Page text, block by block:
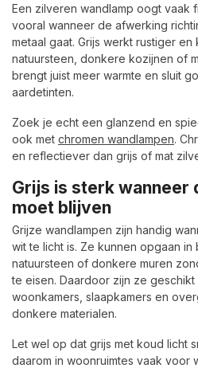
Een zilveren wandlamp oogt vaak
vooral wanneer de afwerking
metaal gaat. Grijs werkt rustiger
natuursteen, donkere kozijnen of
brengt juist meer warmte en sluit
aardetinten.
Zoek je echt een glanzend en
ook met chromen wandlampen.
en reflectiever dan grijs of mat
Grijs is sterk wanneer
moet blijven
Grijze wandlampen zijn handig
wit te licht is. Ze kunnen opgaan
natuursteen of donkere muren
te eisen. Daardoor zijn ze
woonkamers, slaapkamers en
donkere materialen.
Let wel op dat grijs met koud licht
daarom in woonruimtes vaak voor